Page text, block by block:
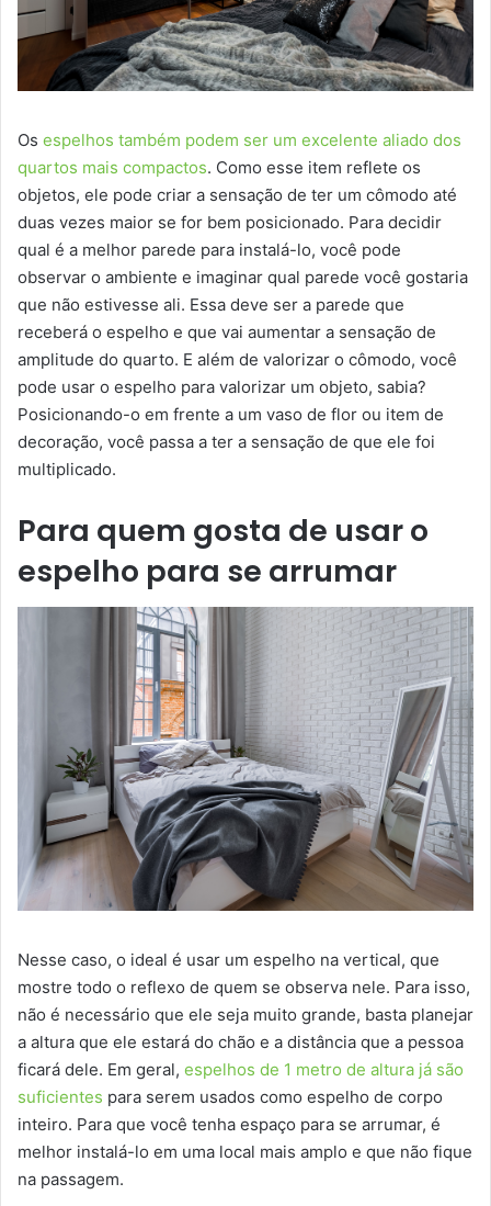
Os espelhos também podem ser um excelente aliado dos
quartos mais compactos. Como esse item reflete os
objetos, ele pode criar a sensação de ter um cômodo até
duas vezes maior se for bem posicionado. Para decidir
qual é a melhor parede para instalá-lo, você pode
observar o ambiente e imaginar qual parede você gostaria
que não estivesse ali. Essa deve ser a parede que
receberá o espelho e que vai aumentar a sensação de
amplitude do quarto. E além de valorizar o cômodo, você
pode usar o espelho para valorizar um objeto, sabia?
Posicionando-o em frente a um vaso de flor ou item de
decoração, você passa a ter a sensação de que ele foi
multiplicado.
Para quem gosta de usar o
espelho para se arrumar
Nesse caso, o ideal é usar um espelho na vertical, que
mostre todo o reflexo de quem se observa nele. Para isso,
não é necessário que ele seja muito grande, basta planejar
a altura que ele estará do chão e a distância que a pessoa
ficará dele. Em geral, espelhos de 1 metro de altura já são
suficientes para serem usados como espelho de corpo
inteiro. Para que você tenha espaço para se arrumar, é
melhor instalá-lo em uma local mais amplo e que não fique
na passagem.